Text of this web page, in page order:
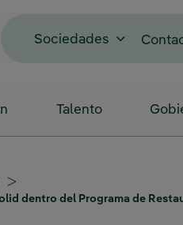
Sociedades
Talento
dentro del Programa de